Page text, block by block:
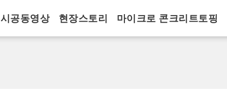
시공동영상 현장스토리 마이크로 콘크리트토핑